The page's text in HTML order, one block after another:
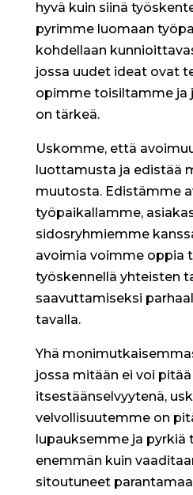
hyvä kuin siinä
pyrimme luomaan
kohdellaan
jossa uudet ideat ovat
opimme toisiltamme ja
on tärkeä.
Uskomme, että
luottamusta ja edistää
muutosta. Edistämme
työpaikallamme,
sidosryhmiemme
avoimia voimme oppia
työskennellä yhteisten
saavuttamiseksi
tavalla.
Yhä
jossa mitään ei voi pitää
itsestäänselvyytenä,
velvollisuutemme on
lupauksemme ja pyrkiä
enemmän kuin
sitoutuneet